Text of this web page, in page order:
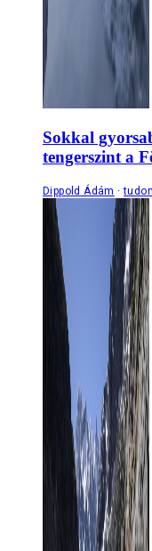
Sokkal
tengerszint a
Dippold Ádám